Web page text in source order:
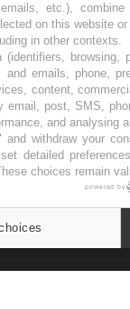
etc.),
on this website
in other contexts.
(identifiers, browsing,
and emails, phone,
content,
email, post, SMS,
and analysing
and withdraw your
detailed
choices remain
powered by